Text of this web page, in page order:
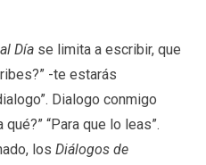
Día se limita a escribir, que
-te estarás
Dialogo conmigo
“Para que lo leas”.
los Diálogos de